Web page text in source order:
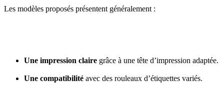
Les modèles proposés présentent généralement :
Une impression claire grâce à une tête d’impression adaptée.
Une compatibilité avec des rouleaux d’étiquettes variés.